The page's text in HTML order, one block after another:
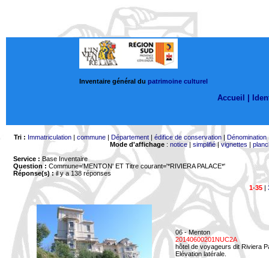
Inventaire général du patrimoine culturel
Accueil |
Tri : Immatriculation| commune| Département| édifice de conservation| Dénomination
Mode d'affichage: notice| simplifié|vignettes |
Service : Base Inventaire
Question : Commune='MENTON' ET Titre courant='*RIVIERA PALACE*'
Réponse(s) :il y a 138 réponses
1-35|
06 - Menton
20140600201NUC2A
hôtel de voyageurs dit Riviera
Elévation latérale.